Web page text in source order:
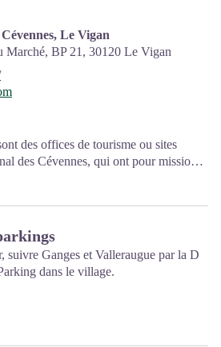
pour les jours et horaires
Le Vigan
Marché, BP 21, 30120 Le Vigan
des offices de tourisme ou sites
des Cévennes, qui ont pour mission
sur l'offre de découverte et
pour les jours et horaires
suivre Ganges et Valleraugue par la D
dans le village.